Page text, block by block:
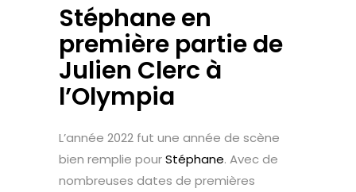
Stéphane en
première partie de
Julien Clerc à
l’Olympia
L’année 2022 fut une année de scène
bien remplie pourStéphane. Avec de
nombreuses dates de premières